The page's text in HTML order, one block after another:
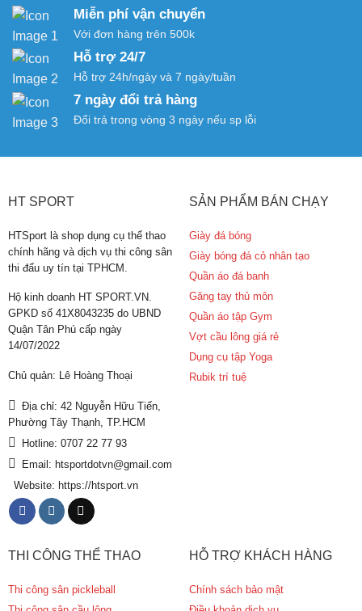
49.000 ₫.
Miễn phí vận chuyển
Với đơn hàng trên 500k
Hỗ trợ 24/7
Hỗ trợ 24h/ngày và 7 ngày/tuần
7 ngày đổi trả hàng
Đổi trả trong vòng 3 ngày nếu sp lỗi
HT SPORT
HTSport là shop dụng cụ thể thao
chính hãng và dịch vụ thi công sân
thi đấu uy tín tại TPHCM.
Hộ kinh doanh HT SPORT.VN.
GPKD số 41X8043235 do UBND
Quận Tân Phú cấp ngày
14/07/2022
Chủ quản: Lê Hoàng Thoại
Địa chỉ: 42 Nguyễn Hữu Tiến,
Phường Tây Thạnh, TP.HCM
Hotline: 0707 22 77 93
Email: htsportdotvn@gmail.com
Website: https://htsport.vn
SẢN PHẨM BÁN CHẠY
Giày đá bóng
Giày bóng đá cỏ nhân tạo
Quần áo đá banh
Găng tay thủ môn
Quần áo tập Gym
Vợt cầu lông giá rẻ
Dụng cụ tập Yoga
Rubik trí tuệ
THI CÔNG THỂ THAO
Thi công sân pickleball
HỖ TRỢ KHÁCH HÀNG
Chính sách bảo mật